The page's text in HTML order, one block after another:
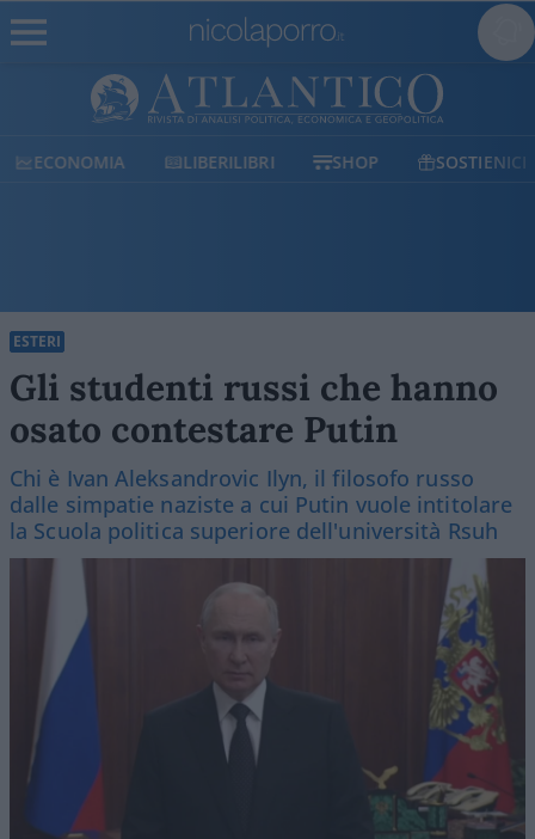
ECONOMIA LIBERILIBRI SHOP SOSTIENICI
ESTERI
Gli studenti russi che hanno
osato contestare Putin
Chi è Ivan Aleksandrovic Ilyn, il filosofo russo
dalle simpatie naziste a cui Putin vuole intitolare
la Scuola politica superiore dell'università Rsuh